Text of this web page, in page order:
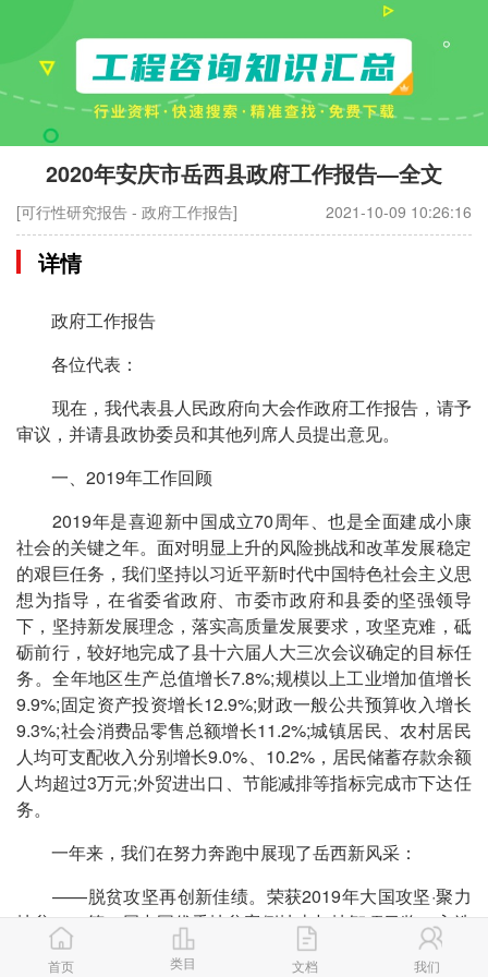
2020年安庆市岳西县政府工作报告—全文
[可行性研究报告 - 政府工作报告] 2021-10-09 10:26:16
详情
政府工作报告
各位代表：
现在，我代表县人民政府向大会作政府工作报告，请予
审议，并请县政协委员和其他列席人员提出意见。
一、2019年工作回顾
2019年是喜迎新中国成立70周年、也是全面建成小康
社会的关键之年。面对明显上升的风险挑战和改革发展稳定
的艰巨任务，我们坚持以习近平新时代中国特色社会主义思
想为指导，在省委省政府、市委市政府和县委的坚强领导
下，坚持新发展理念，落实高质量发展要求，攻坚克难，砥
砺前行，较好地完成了县十六届人大三次会议确定的目标任
务。全年地区生产总值增长7.8%;规模以上工业增加值增长
9.9%;固定资产投资增长12.9%;财政一般公共预算收入增长
9.3%;社会消费品零售总额增长11.2%;城镇居民、农村居民
人均可支配收入分别增长9.0%、10.2%，居民储蓄存款余额
人均超过3万元;外贸进出口、节能减排等指标完成市下达任
务。
一年来，我们在努力奔跑中展现了岳西新风采：
——脱贫攻坚再创新佳绩。荣获2019年大国攻坚·聚力
扶贫——第二届中国优秀扶贫案例扶志与扶智项目奖，入选
全国20个贫困县脱贫摘帽典型案例县，《中国脱贫攻坚：
首页 类目 文档 我们